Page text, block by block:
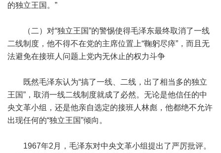
的独立王国。”
（二）对“独立王国”的警惕使得毛泽东最终取消了一线
二线制度，他不得不在党的主席位置上“鞠躬尽瘁”，而且无
法避免在接班人问题上党内无休止的权力斗争
既然毛泽东认为“搞了一线、二线，出了相当多的独立
王国”，取消一线二线制度就成了必然。无论是他信任的中
央文革小组，还是他亲自选定的接班人林彪，他都绝不允许
出现任何的“独立王国”倾向。
1967年2月，毛泽东对中央文革小组提出了严厉批评。